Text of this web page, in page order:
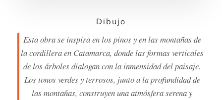
Dibujo
Esta obra se inspira en los pinos y en las montañas de
la cordillera en Catamarca, donde las formas verticales
de los árboles dialogan con la inmensidad del paisaje.
Los tonos verdes y terrosos, junto a la profundidad de
las montañas, construyen una atmósfera serena y